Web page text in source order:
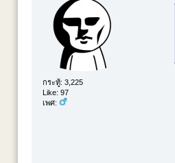
กระทู้: 3,225
Like: 97
เพศ: